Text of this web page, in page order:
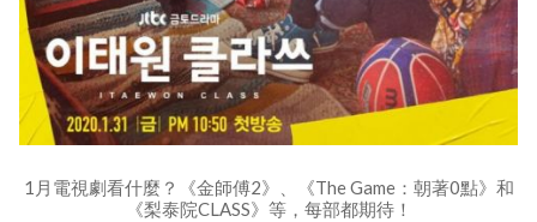
1月電視劇看什麼？《金師傅2》、《The Game：朝著0點》和
《梨泰院CLASS》等，每部都期待！